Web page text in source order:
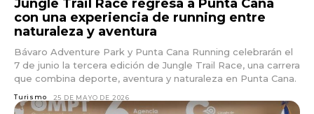
Jungle Trail Race regresa a Punta Cana
con una experiencia de running entre
naturaleza y aventura
Bávaro Adventure Park y Punta Cana Running celebrarán el
7 de junio la tercera edición de Jungle Trail Race, una carrera
que combina deporte, aventura y naturaleza en Punta Cana.
Turismo 25 DE MAYO DE 2026